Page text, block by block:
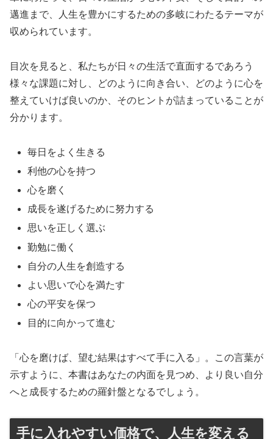
邁進まで、人生を豊かにするための多岐にわたるテーマが
収められています。
目次を見ると、私たちが日々の生活で直面するであろう
様々な課題に対し、どのように向き合い、どのように心を
整えていけば良いのか、そのヒントが詰まっていることが
分かります。
毎日をよく生きる
利他の心を持つ
心を磨く
成長を遂げるために努力する
思いを正しく選ぶ
勤勉に働く
自分の人生を創造する
よい思いで心を満たす
心の平安を保つ
目的に向かって進む
「心を磨けば、望む結果はすべて手に入る」。この言葉が
示すように、本書はあなたの内面を見つめ、より良い自分
へと成長するための羅針盤となるでしょう。
手に入れやすい価格で、人生を変える